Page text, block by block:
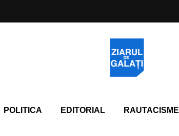
POLITICA EDITORIAL RAUTACISME